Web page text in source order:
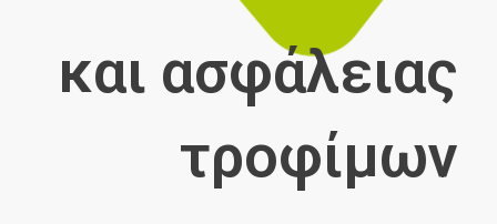
και ασφάλειας
τροφίμων